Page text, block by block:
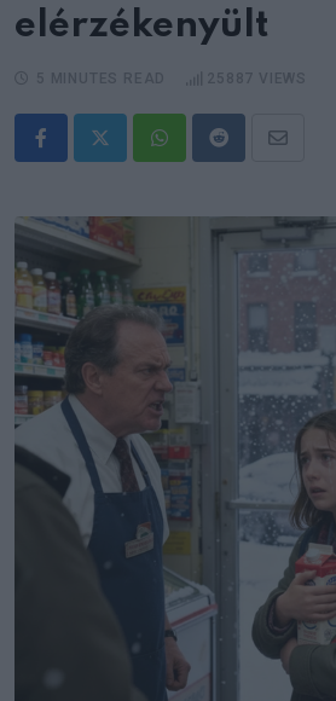
elérzékenyült
WhatsappRedditShare
Email